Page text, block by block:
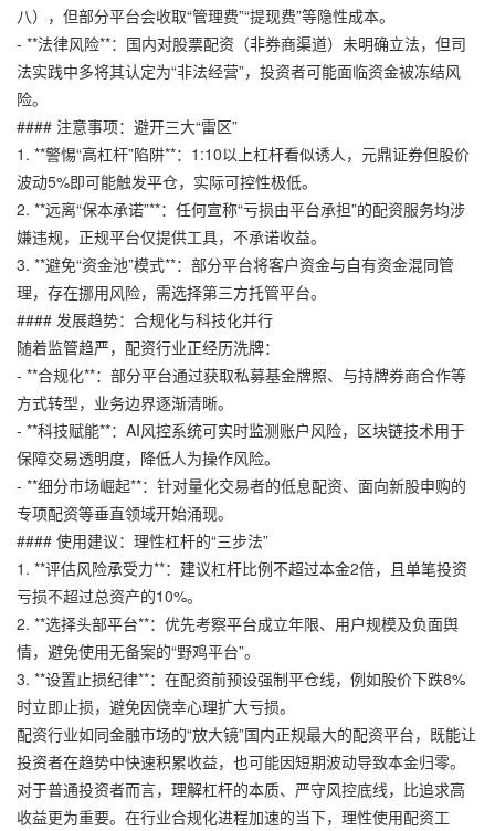
八），但部分平台会收取“管理费”“提现费”等隐性成本。
- **法律风险**：国内对股票配资（非券商渠道）未明确立法，但司
法实践中多将其认定为“非法经营”，投资者可能面临资金被冻结风
险。
#### 注意事项：避开三大“雷区”
1. **警惕“高杠杆”陷阱**：1:10以上杠杆看似诱人， 元鼎证券但股价
波动5%即可能触发平仓，实际可控性极低。
2. **远离“保本承诺”**：任何宣称“亏损由平台承担”的配资服务均涉
嫌违规，正规平台仅提供工具，不承诺收益。
3. **避免“资金池”模式**：部分平台将客户资金与自有资金混同管
理，存在挪用风险，需选择第三方托管平台。
#### 发展趋势：合规化与科技化并行
随着监管趋严，配资行业正经历洗牌：
- **合规化**：部分平台通过获取私募基金牌照、与持牌券商合作等
方式转型，业务边界逐渐清晰。
- **科技赋能**：AI风控系统可实时监测账户风险，区块链技术用于
保障交易透明度，降低人为操作风险。
- **细分市场崛起**：针对量化交易者的低息配资、面向新股申购的
专项配资等垂直领域开始涌现。
#### 使用建议：理性杠杆的“三步法”
1. **评估风险承受力**：建议杠杆比例不超过本金2倍，且单笔投资
亏损不超过总资产的10%。
2. **选择头部平台**：优先考察平台成立年限、用户规模及负面舆
情，避免使用无备案的“野鸡平台”。
3. **设置止损纪律**：在配资前预设强制平仓线，例如股价下跌8%
时立即止损，避免因侥幸心理扩大亏损。
配资行业如同金融市场的“放大镜”国内正规最大的配资平台，既能让
投资者在趋势中快速积累收益，也可能因短期波动导致本金归零。
对于普通投资者而言，理解杠杆的本质、严守风控底线，比追求高
收益更为重要。在行业合规化进程加速的当下，理性使用配资工